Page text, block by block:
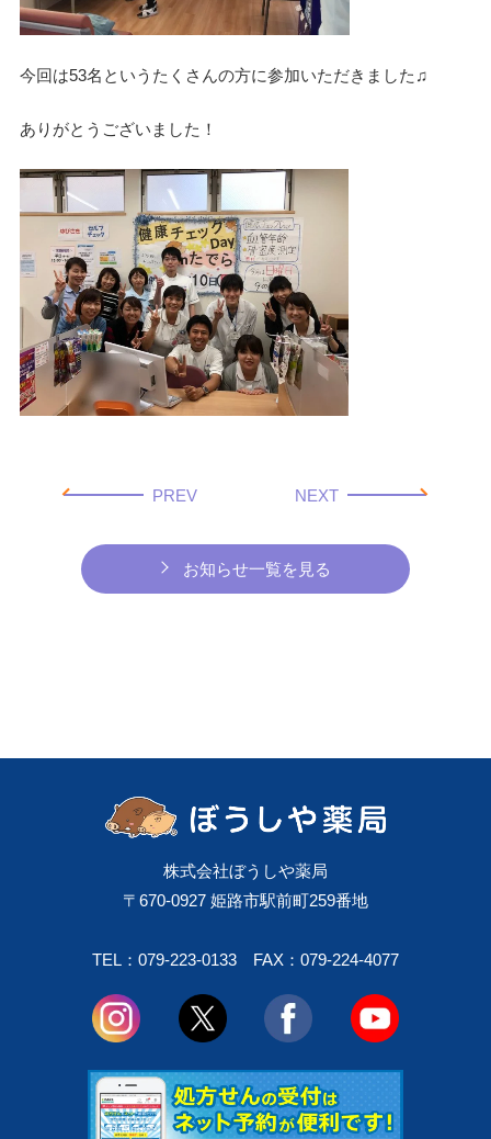
今回は53名というたくさんの方に参加いただきました♫
ありがとうございました！
PREV
お知らせ一覧を見る
NEXT
株式会社ぼうしや薬局
〒670-0927 姫路市駅前町259番地
TEL：079-223-0133 FAX：079-224-4077